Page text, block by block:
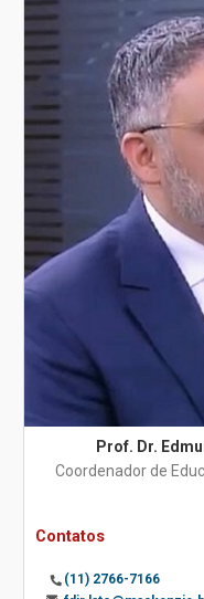
Prof. Dr.
Coordenador de
Contatos
(11) 2766-7166